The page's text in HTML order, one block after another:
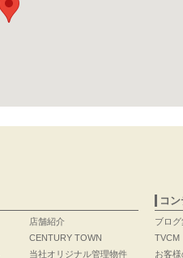
店舗紹介
CENTURY TOWN
当社オリジナル管理物件
コ
ブログ
TVCM
お客